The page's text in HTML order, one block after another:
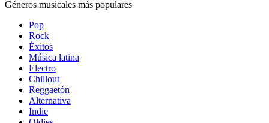
Géneros musicales más populares
Pop
Rock
Éxitos
Música latina
Electro
Chillout
Reggaetón
Alternativa
Indie